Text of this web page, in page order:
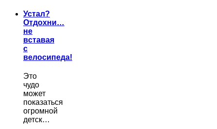
Устал?
Отдохни…
не
вставая
с
велосипеда!
Это
чудо
может
показаться
огромной
детск…